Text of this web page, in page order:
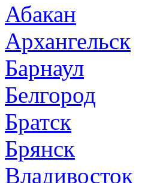
Абакан
Архангельск
Барнаул
Белгород
Братск
Брянск
Владивосток